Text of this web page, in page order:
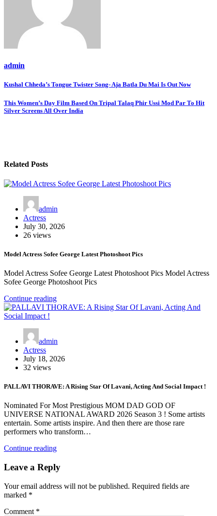
admin
Post
navigation
Kushal Chheda’s Tongue Twister Song- Aja Batla Du Mai Is Out Now
This Women’s Day Film Based On Tripal Talaq Phir Ussi Mod Par To Hit
Silver Screens All Over India
Related Posts
admin
Actress
July 30, 2026
26 views
Model Actress Sofee George Latest Photoshoot Pics
Model Actress Sofee George Latest Photoshoot Pics Model Actress
Sofee George Photoshoot Pics
Continue reading
admin
Actress
July 18, 2026
32 views
PALLAVI THORAVE: A Rising Star Of Lavani, Acting And Social Impact !
Nominated For Most Prestigious MOM DAD GOD OF
UNIVERSE NATIONAL AWARD 2026 Season 3 ! Some artists
entertain. Some artists inspire. And then there are those rare
performers who transform…
Continue reading
Leave a Reply
Your email address will not be published. Required fields are
marked *
Comment *